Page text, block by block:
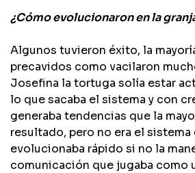
¿​Cómo evolucionaron en la
Algunos tuvieron éxito, la
precavidos como vacilaron
Josefina la tortuga solía estar
lo que sacaba el sistema y con
generaba tendencias que la
resultado, pero no era el sistema
evolucionaba rápido si no la
comunicación que jugaba como